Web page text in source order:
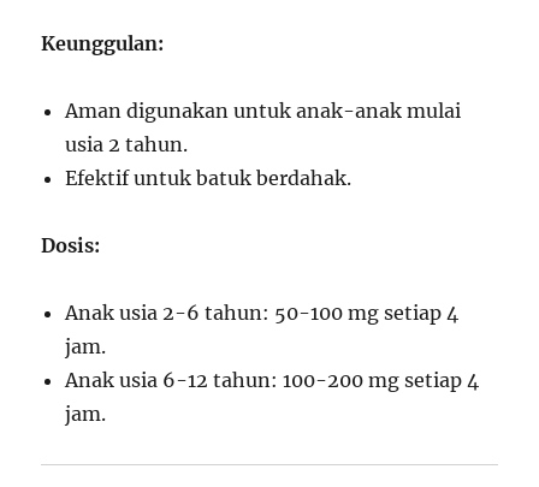
Keunggulan:
Aman digunakan untuk anak-anak mulai
usia 2 tahun.
Efektif untuk batuk berdahak.
Dosis:
Anak usia 2-6 tahun: 50-100 mg setiap 4
jam.
Anak usia 6-12 tahun: 100-200 mg setiap 4
jam.